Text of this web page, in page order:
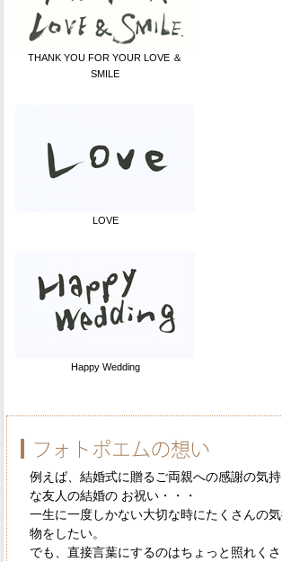
THANK YOU FOR YOUR LOVE ＆
SMILE
LOVE
Happy Wedding
例えば、結婚式に贈るご両親への感謝の気
な友人の結婚の お祝い・・・
一生に一度しかない大切な時にたくさんの
物をしたい。
でも、直接言葉にするのはちょっと照れくさ